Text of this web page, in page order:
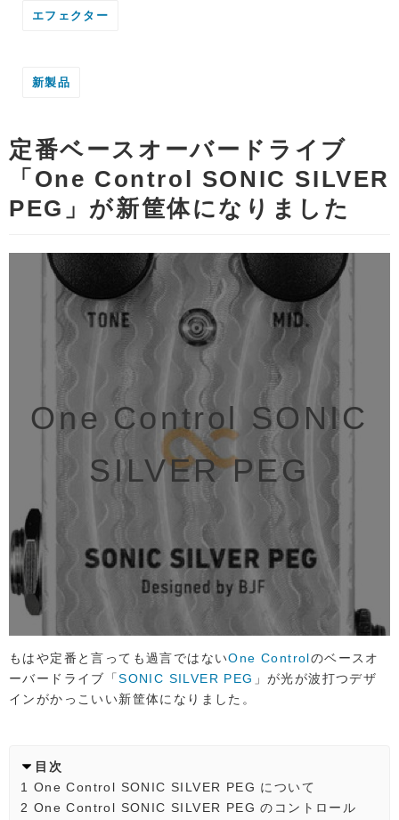
エフェクター
新製品
定番ベースオーバードライブ
「One Control SONIC SILVER
PEG」が新筐体になりました
One Control SONIC
SILVER PEG
もはや定番と言っても過言ではないOne Controlのベースオ
ーバードライブ「SONIC SILVER PEG 」が光が波打つデザ
インがかっこいい新筐体になりました。
目次
1 One Control SONIC SILVER PEG について
2 One Control SONIC SILVER PEG のコントロール